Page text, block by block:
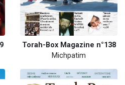
Torah-Box Magazine n°138
Michpatim